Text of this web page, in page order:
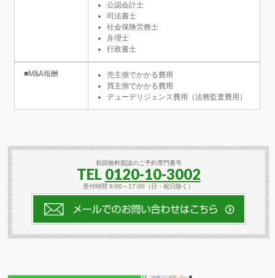
公認会計士
司法書士
社会保険労務士
弁理士
行政書士
■M&A報酬
売主側でかかる費用
買主側でかかる費用
デューデリジェンス費用（法務監査費用）
初回無料面談のご予約専門番号
TEL 0120-10-3002
受付時間 9:00～17:00（日・祝日除く）